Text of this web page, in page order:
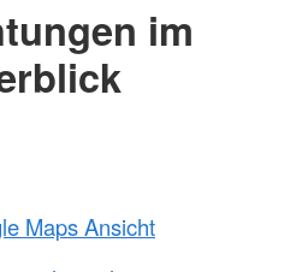
im
Maps Ansicht